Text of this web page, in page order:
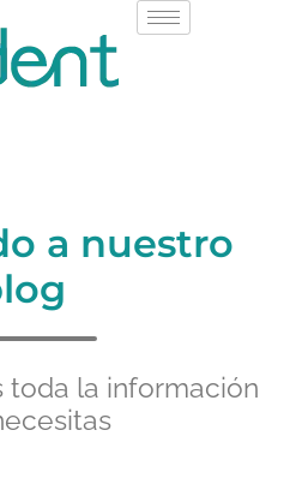
a nuestro
toda la información